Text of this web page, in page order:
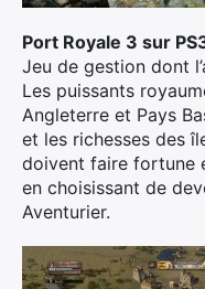
Port Royale 3 sur
Jeu de gestion dont
Les puissants
Angleterre et Pays
et les richesses des
doivent faire fortune
en choisissant de
Aventurier.